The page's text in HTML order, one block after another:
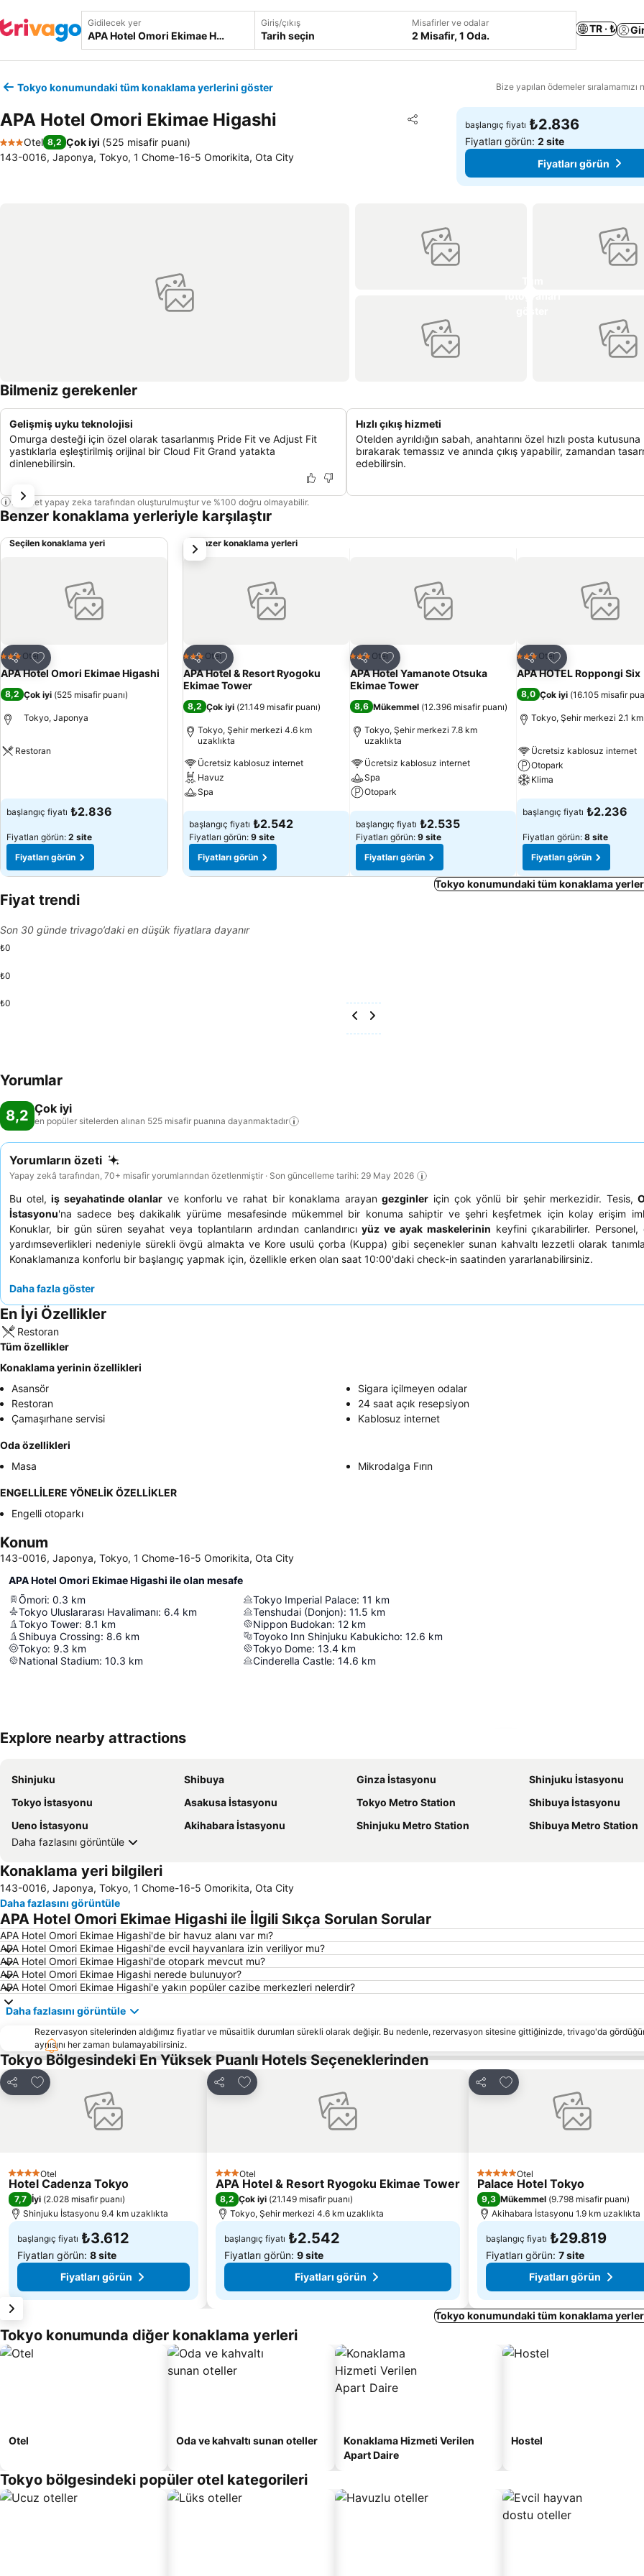
Gidilecek yer Giriş/çıkış
Tarih seçin
Misafirler ve odalar
2 Misafir, 1 Oda.
TR · ₺
Tokyo konumundaki tüm konaklama yerlerini göster Bize yapılan ödemeler sıralamamızı
APA Hotel Omori Ekimae Higashi Paylaş
Favorilerime ekle
3 Yıldız
Otel 8,2 Çok iyi (525 misafir puanı)
143-0016, Japonya, Tokyo, 1 Chome-16-5 Omorikita, Ota City
başlangıç fiyatı ₺2.836
Fiyatları görün:2 site
Fiyatları görün
Bilmeniz gerekenler
Gelişmiş uyku teknolojisi
Omurga desteği için özel olarak tasarlanmış Pride Fit ve Adjust Fit
yastıklarla eşleştirilmiş orijinal bir Cloud Fit Grand yatakta
dinlenebilirsin.
Hızlı çıkış hizmeti
Otelden ayrıldığın sabah, anahtarını özel hızlı posta kutusuna
bırakarak temassız ve anında çıkış yapabilir, zamandan
edebilirsin.
Bu özet yapay zeka tarafından oluşturulmuştur ve %100 doğru olmayabilir.
Benzer konaklama yerleriyle karşılaştır
Seçilen konaklama yeri
Paylaş
Favorilerime ekle
3 YıldızOtel
APA Hotel Omori Ekimae Higashi
8,2 Çok iyi (525 misafir puanı)
Tokyo, Japonya
Restoran
başlangıç fiyatı ₺2.836
Fiyatları görün: 2 site
Fiyatları görün
Benzer konaklama yerleri
Paylaş
Favorilerime ekle
3 YıldızOtel
APA Hotel & Resort Ryogoku
Ekimae Tower
8,2 Çok iyi (21.149 misafir puanı)
Tokyo, Şehir merkezi 4.6 km
uzaklıkta
Ücretsiz kablosuz internet
Havuz
Spa
Fiyatları görün
başlangıç fiyatı ₺2.542
Fiyatları görün: 9 site
Fiyatları görün
Paylaş
Favorilerime ekle
3 YıldızOtel
APA Hotel Yamanote Otsuka
Ekimae Tower
8,6 Mükemmel (12.396 misafir puanı)
Tokyo, Şehir merkezi 7.8 km
uzaklıkta
Ücretsiz kablosuz internet
Spa
Otopark
Fiyatları görün
başlangıç fiyatı ₺2.535
Fiyatları görün: 9 site
Fiyatları görün
Paylaş
Favorilerime ekle
3 YıldızOtel
APA HOTEL Roppongi Six
8,0 Çok iyi (16.105 misafir
Tokyo, Şehir merkezi 2.1
Ücretsiz kablosuz internet
Otopark
Klima
Fiyatları görün
başlangıç fiyatı ₺2.236
Fiyatları görün: 8 site
Fiyatları görün
sonraki
Tokyo konumundaki tüm konaklama
Fiyat trendi
Son 30 günde trivago’daki en düşük fiyatlara dayanır
₺0
₺0
₺0
Yorumlar
8,2 Çok iyi
en popüler sitelerden alınan 525 misafir puanına dayanmaktadır
Yorumların özeti
Yapay zekâ tarafından, 70+ misafir yorumlarından özetlenmiştir · Son güncelleme tarihi: 29 May 2026
Bu otel,iş seyahatinde olanlar ve konforlu ve rahat bir konaklama arayangezginler için çok yönlü bir şehir merkezidir. Tesis,
İstasyonu'na sadece beş dakikalık yürüme mesafesinde mükemmel bir konuma sahiptir ve şehri keşfetmek için kolay erişim
Konuklar, bir gün süren seyahat veya toplantıların ardından canlandırıcıyüz ve ayak maskelerinin keyfini çıkarabilirler. Personel,
yardımseverlikleri nedeniyle sürekli övgü almakta ve Kore usulü çorba (Kuppa) gibi seçenekler sunan kahvaltı lezzetli olarak
Konaklamanıza konforlu bir başlangıç yapmak için, özellikle erken olan saat 10:00'daki check-in saatinden yararlanabilirsiniz.
Daha fazla göster
En İyi Özellikler
Restoran
Tüm özellikler
Konaklama yerinin özellikleri
Asansör
Sigara içilmeyen odalar
Restoran
24 saat açık resepsiyon
Çamaşırhane servisi
Kablosuz internet
Oda özellikleri
Masa
Mikrodalga Fırın
ENGELLİLERE YÖNELİK ÖZELLİKLER
Engelli otoparkı
Konum
143-0016, Japonya, Tokyo, 1 Chome-16-5 Omorikita, Ota City
APA Hotel Omori Ekimae Higashi ile olan mesafe
Ōmori: 0.3 km
Tokyo Uluslararası Havalimanı: 6.4 km
Tokyo Tower: 8.1 km
Shibuya Crossing: 8.6 km
Tokyo: 9.3 km
National Stadium: 10.3 km
Tokyo Imperial Palace: 11 km
Tenshudai (Donjon): 11.5 km
Nippon Budokan: 12 km
Toyoko Inn Shinjuku Kabukicho: 12.6 km
Tokyo Dome: 13.4 km
Cinderella Castle: 14.6 km
Explore nearby attractions
Shinjuku Shibuya Ginza İstasyonu
Shinjuku İstasyonu
Tokyo İstasyonu
Asakusa İstasyonu Tokyo Metro Station
Shibuya İstasyonu
Ueno İstasyonu
Akihabara İstasyonu Shinjuku Metro Station
Shibuya Metro Station
Daha fazlasını görüntüle
Konaklama yeri bilgileri
143-0016, Japonya, Tokyo, 1 Chome-16-5 Omorikita, Ota City
Daha fazlasını görüntüle
APA Hotel Omori Ekimae Higashi ile İlgili Sıkça Sorulan Sorular
APA Hotel Omori Ekimae Higashi'de bir havuz alanı var mı?
APA Hotel Omori Ekimae Higashi'de evcil hayvanlara izin veriliyor mu?
APA Hotel Omori Ekimae Higashi'de otopark mevcut mu?
APA Hotel Omori Ekimae Higashi nerede bulunuyor?
APA Hotel Omori Ekimae Higashi'e yakın popüler cazibe merkezleri nelerdir?
Daha fazlasını görüntüle
Rezervasyon sitelerinden aldığımız fiyatlar ve müsaitlik durumları sürekli olarak değişir. Bu nedenle, rezervasyon sitesine gittiğinizde, trivago'da
aynısını her zaman bulamayabilirsiniz.
Tokyo Bölgesindeki En Yüksek Puanlı Hotels Seçeneklerinden
Paylaş
Favorilerime ekle
4 YıldızOtel
Hotel Cadenza Tokyo
7,7 İyi (2.028 misafir puanı)
Shinjuku İstasyonu 9.4 km uzaklıkta
başlangıç fiyatı ₺3.612
Fiyatları görün: 8 site
Fiyatları görün
Paylaş
Favorilerime ekle
3 Yıldız
Otel
APA Hotel & Resort Ryogoku Ekimae Tower
8,2 Çok iyi (21.149 misafir puanı)
Tokyo, Şehir merkezi 4.6 km uzaklıkta
başlangıç fiyatı ₺2.542
Fiyatları görün: 9 site
Fiyatları görün
Paylaş
Favorilerime ekle
5 Yıldız Otel
Palace Hotel Tokyo
9,3 Mükemmel (9.798 misafir puanı)
Akihabara İstasyonu 1.9 km uzaklıkta
başlangıç fiyatı ₺29.819
Fiyatları görün: 7 site
Fiyatları görün
Tokyo konumundaki tüm konaklama
Tokyo konumunda diğer konaklama yerleri
Otel Oda ve kahvaltı sunan oteller
Konaklama Hizmeti Verilen
Apart Daire
Hostel
Tokyo bölgesindeki popüler otel kategorileri